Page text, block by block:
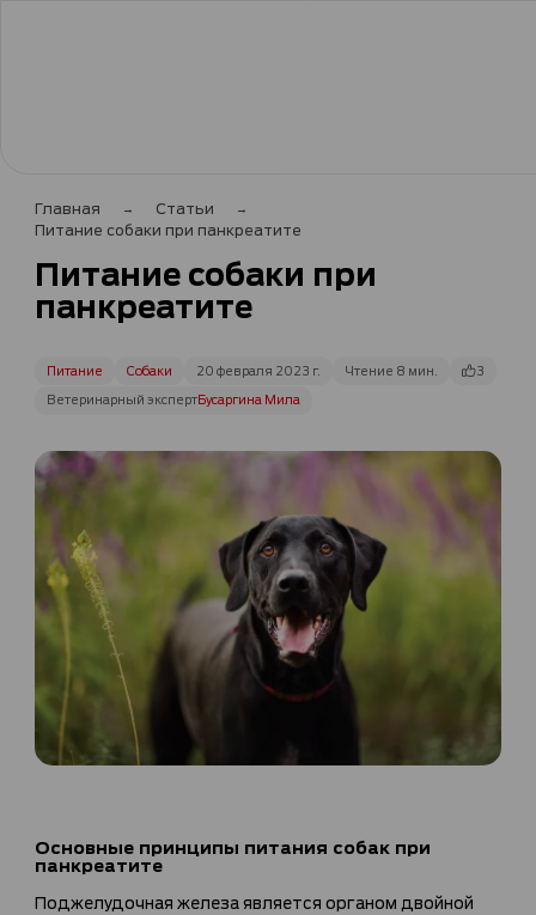
Главная
Статьи
Питание собаки при панкреатите
Питание собаки при
панкреатите
Питание Собаки 20 февраля 2023 г. Чтение 8 мин.
3
Ветеринарный экспертБусаргина Мила
Основные принципы питания собак при
панкреатите
Поджелудочная железа является органом двойной